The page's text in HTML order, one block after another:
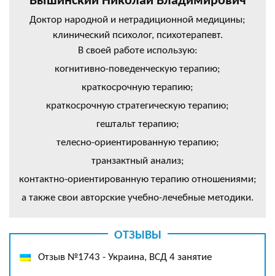
Доктор народной и нетрадиционной медицины;
клинический психолог, психотерапевт.
В своей работе использую:
когнитивно-поведенческую терапию;
краткосрочную терапию;
краткосрочную стратегическую терапию;
гештальт терапию;
телесно-ориентированную терапию;
транзактный анализ;
контактно-ориентированную терапию отношениями;
а также свои авторские учебно-лечебные методики.
ОТЗЫВЫ
Отзыв №1743 - Украина, ВСД 4 занятие